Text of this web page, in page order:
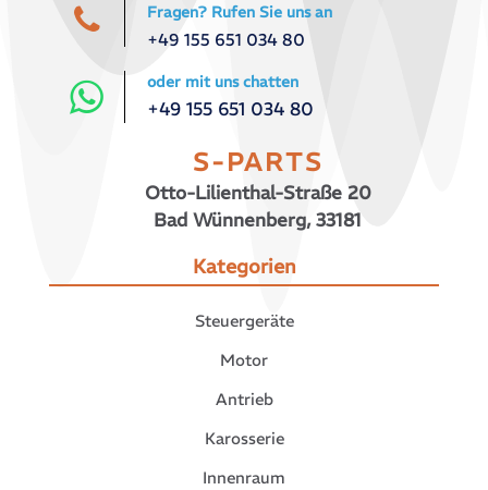
Fragen? Rufen Sie uns an
+49 155 651 034 80
oder mit uns chatten
+49 155 651 034 80
S-PARTS
Otto-Lilienthal-Straße 20
Bad Wünnenberg, 33181
Kategorien
Steuergeräte
Motor
Antrieb
Karosserie
Innenraum